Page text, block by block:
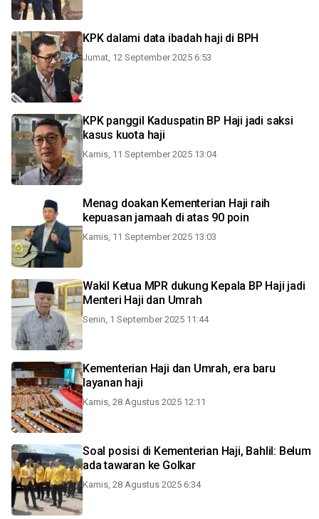
KPK dalami data ibadah haji di BPH
Jumat, 12 September 2025 6:53
KPK panggil Kaduspatin BP Haji jadi saksi
kasus kuota haji
Kamis, 11 September 2025 13:04
Menag doakan Kementerian Haji raih
kepuasan jamaah di atas 90 poin
Kamis, 11 September 2025 13:03
Wakil Ketua MPR dukung Kepala BP Haji jadi
Menteri Haji dan Umrah
Senin, 1 September 2025 11:44
Kementerian Haji dan Umrah, era baru
layanan haji
Kamis, 28 Agustus 2025 12:11
Soal posisi di Kementerian Haji, Bahlil: Belum
ada tawaran ke Golkar
Kamis, 28 Agustus 2025 6:34